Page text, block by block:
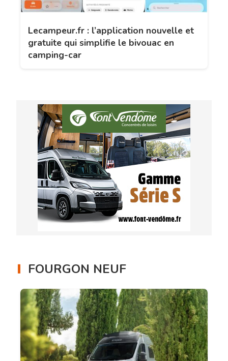
Lecampeur.fr : l’application nouvelle et
gratuite qui simplifie le bivouac en
camping-car
FOURGON NEUF